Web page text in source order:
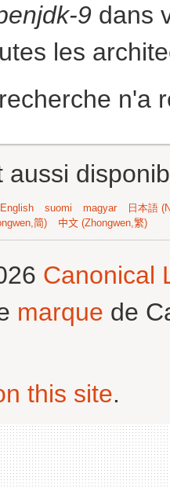
9 dans
les
n'a
aussi
English suomi magyar
日本語
简) 中文 (Zhongwen,繁)
Canonical
marque de
this site.